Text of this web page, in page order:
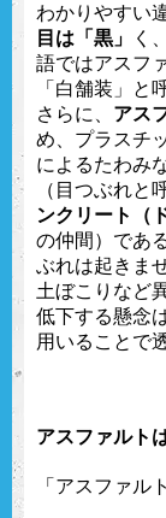
わかりやすい
目は「黒」
く
語ではアスフ
「白舗装」と
さらに、 アス
め、プラスチ
によるたわみ
（目つぶれと
ンクリート（
の仲間）であ
ぶれは起きま
土ぼこりなど
低下する懸念
用いることで
アスファルト
「アスファル